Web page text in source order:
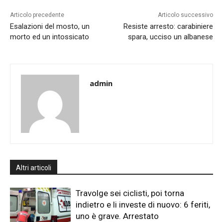
Articolo precedente
Esalazioni del mosto, un
morto ed un intossicato
Articolo successivo
Resiste arresto: carabiniere
spara, ucciso un albanese
admin
Altri articoli
Travolge sei ciclisti, poi torna
indietro e li investe di nuovo: 6 feriti,
uno è grave. Arrestato